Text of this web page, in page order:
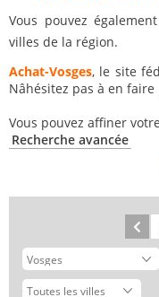
Vous pouvez
villes de la région.
Achat-Vosges, le site
Nâhésitez pas à en
Vous pouvez affiner
Recherche avancée